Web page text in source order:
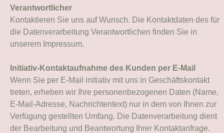
Verantwortlicher
Kontaktieren Sie uns auf Wunsch. Die Kontaktdaten des für
die Datenverarbeitung Verantwortlichen finden Sie in
unserem Impressum.
Initiativ-Kontaktaufnahme des Kunden per E-Mail
Wenn Sie per E-Mail initiativ mit uns in Geschäftskontakt
treten, erheben wir Ihre personenbezogenen Daten (Name,
E-Mail-Adresse, Nachrichtentext) nur in dem von Ihnen zur
Verfügung gestellten Umfang. Die Datenverarbeitung dient
der Bearbeitung und Beantwortung Ihrer Kontaktanfrage.